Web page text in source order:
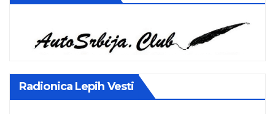
Radionica Lepih Vesti